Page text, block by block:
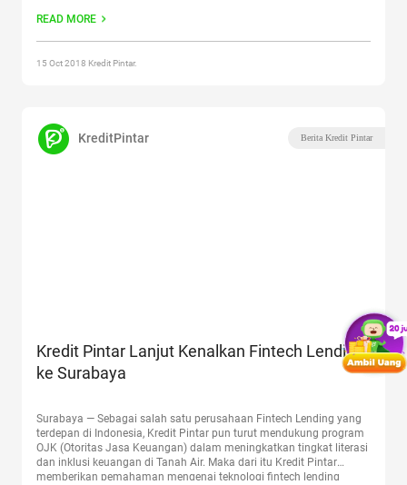
layanan yang diberikan. Selain itu untuk mendukung upaya
READ MORE
15 Oct 2018 Kredit Pintar.
KreditPintar Berita Kredit Pintar
Kredit Pintar Lanjut Kenalkan Fintech Lending
ke Surabaya
Surabaya — Sebagai salah satu perusahaan Fintech Lending yang
terdepan di Indonesia, Kredit Pintar pun turut mendukung program
OJK (Otoritas Jasa Keuangan) dalam meningkatkan tingkat literasi
dan inklusi keuangan di Tanah Air. Maka dari itu Kredit Pintar
memberikan pemahaman mengenai teknologi fintech lending